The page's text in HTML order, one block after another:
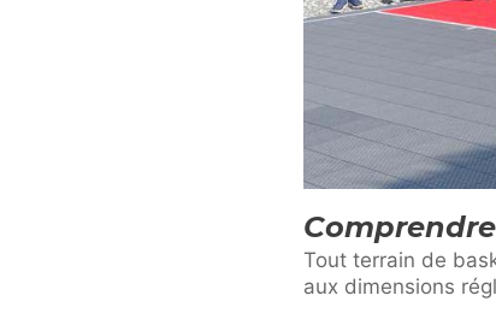
Tout terrain de
aux dimensions